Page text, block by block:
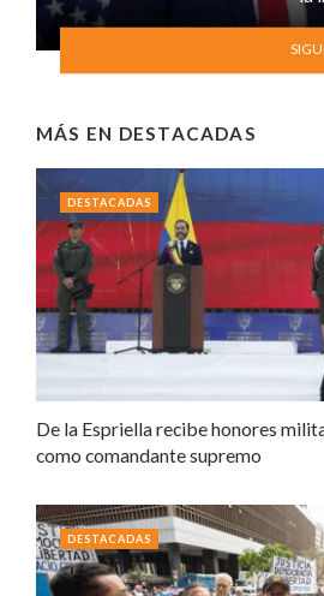
MÁS EN DESTACADAS
De la Espriella recibe honores
como comandante supremo
DESTACADAS
DESTACADAS